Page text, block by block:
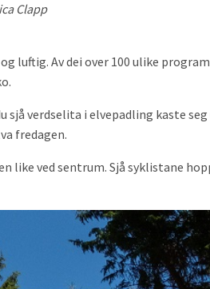
Clapp
Av dei over 100 ulike
sjå verdselita i elvepadling kaste
fredagen.
ved sentrum. Sjå syklistane